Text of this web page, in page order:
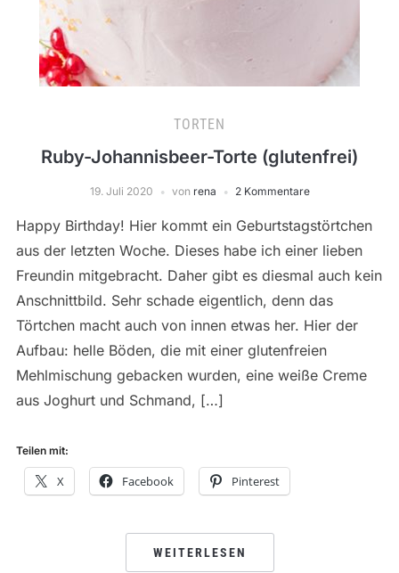
TORTEN
Ruby-Johannisbeer-Torte (glutenfrei)
19. Juli 2020 von rena 2 Kommentare
Happy Birthday! Hier kommt ein Geburtstagstörtchen
aus der letzten Woche. Dieses habe ich einer lieben
Freundin mitgebracht. Daher gibt es diesmal auch kein
Anschnittbild. Sehr schade eigentlich, denn das
Törtchen macht auch von innen etwas her. Hier der
Aufbau: helle Böden, die mit einer glutenfreien
Mehlmischung gebacken wurden, eine weiße Creme
aus Joghurt und Schmand, […]
Teilen mit:
X Facebook Pinterest
WEITERLESEN